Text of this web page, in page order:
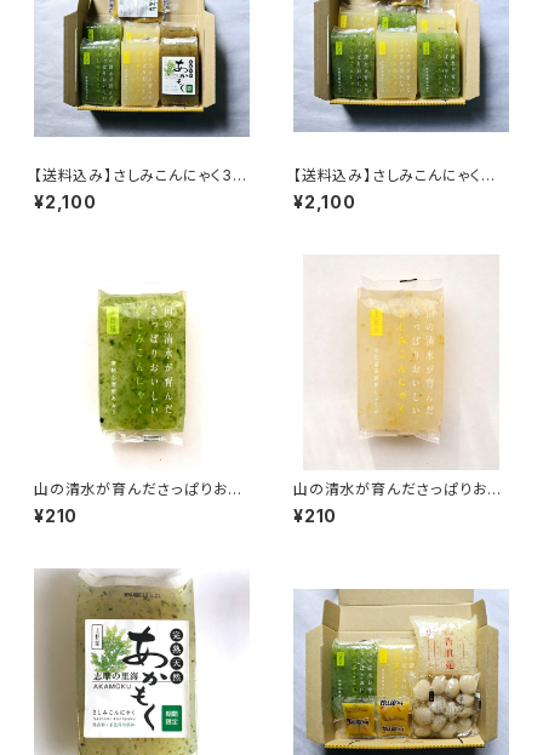
【送料込み】さしみこんにゃく3種
詰め合わせ からし酢みそ付
【期間限定】
¥2,100
【送料込み】さしみこんにゃくセッ
ト（あおさ・しょうが） からし酢
味噌付き
¥2,100
山の清水が育んださっぱりおい
しいさしみこんにゃく あおさ
¥210
山の清水が育んださっぱりおい
しいさしみこんにゃく しょうが
¥210